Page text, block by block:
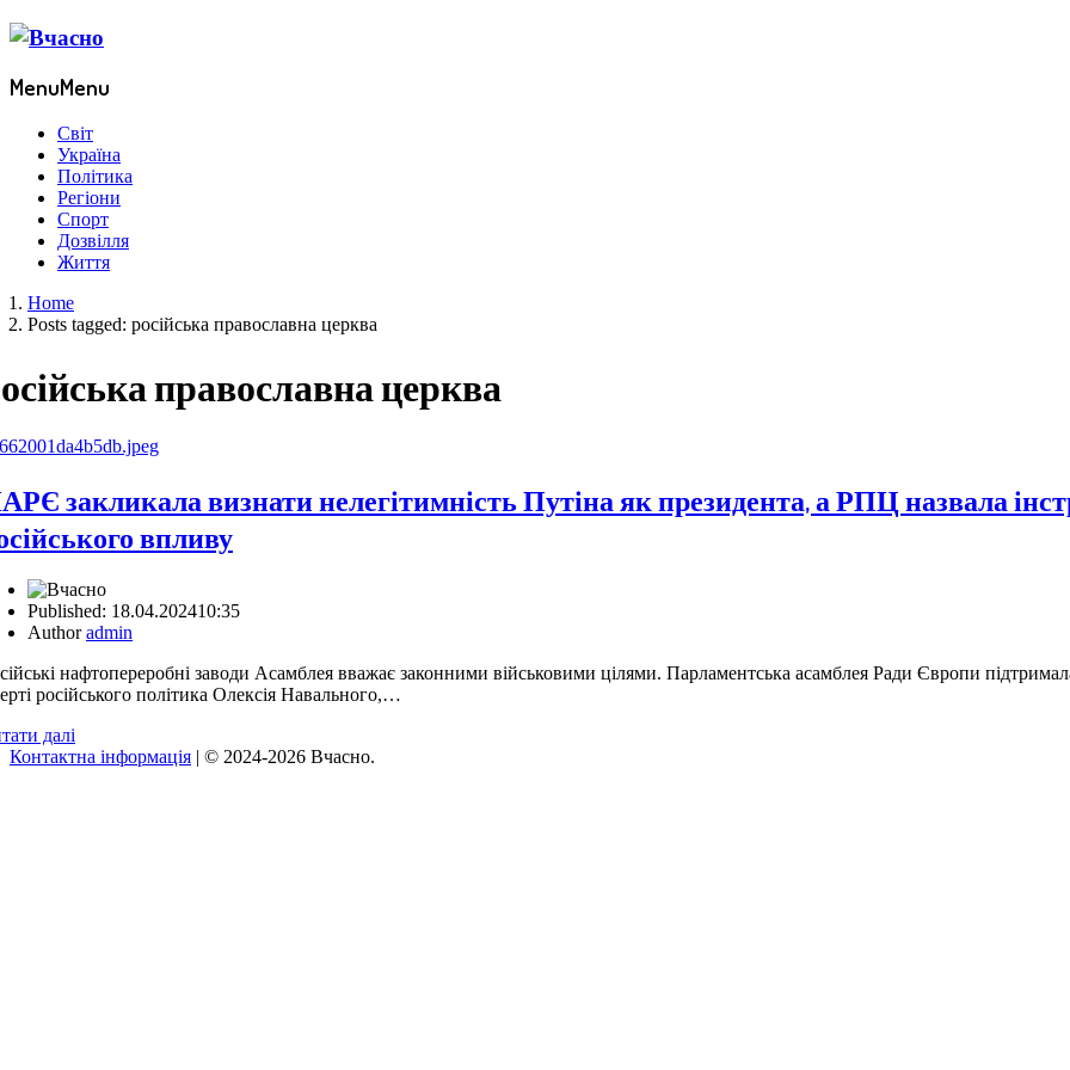
MenuMenu
Світ
Україна
Політика
Регіони
Спорт
Дозвілля
Життя
Home
Posts tagged: російська православна церква
православна церква
закликала визнати нелегітимність Путіна як президента, а РПЦ назвала
впливу
Published: 18.04.202410:35
Authoradmin
нафтопереробні заводи Асамблея вважає законними військовими цілями. Парламентська асамблея Ради Європи
російського політика Олексія Навального,…
далі
Контактна інформація | © 2024-2026 Вчасно.